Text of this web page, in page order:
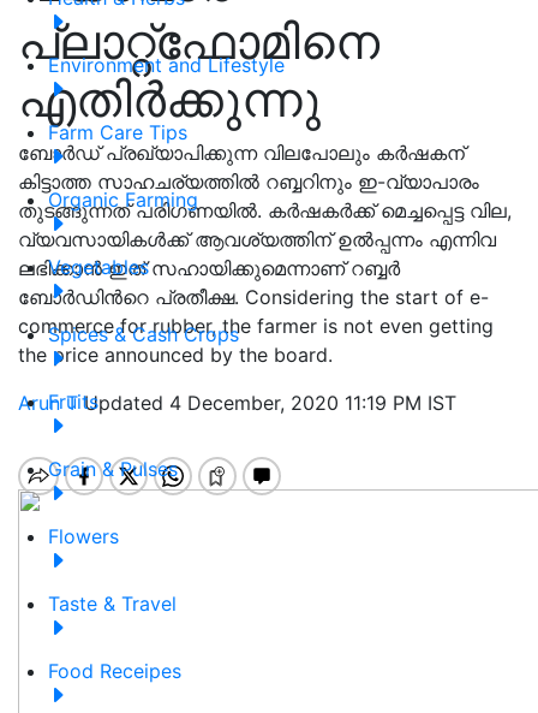
Environment and Lifestyle
Farm Care Tips
Organic Farming
Vegetables
Spices & Cash Crops
Fruits
Grain & Pulses
Flowers
Taste & Travel
Food Receipes
പ്ലാറ്റ്ഫോമിനെ
എതിർക്കുന്നു
ബോർഡ് പ്രഖ്യാപിക്കുന്ന വിലപോലും കർഷകന്
കിട്ടാത്ത സാഹചര്യത്തിൽ റബ്ബറിനും ഇ-വ്യാപാരം
തുടങ്ങുന്നത് പരിഗണയിൽ. കർഷകർക്ക് മെച്ചപ്പെട്ട വില,
വ്യവസായികൾക്ക് ആവശ്യത്തിന് ഉൽപ്പന്നം എന്നിവ
ലഭിക്കാൻ ഇത് സഹായിക്കുമെന്നാണ് റബ്ബർ
ബോർഡിൻറെ പ്രതീക്ഷ. Considering the start of e-
commerce for rubber, the farmer is not even getting
the price announced by the board.
Arun TUpdated 4 December, 2020 11:19 PM IST